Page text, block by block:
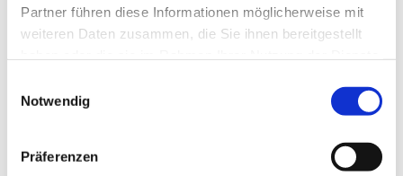
Partner führen diese Informationen möglicherweise mit
weiteren Daten zusammen, die Sie ihnen bereitgestellt
Notwendig
Präferenzen